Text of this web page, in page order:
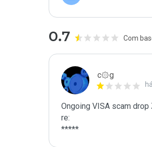
0.7 Com
c۞g
Ongoing VISA scam
re:
*****